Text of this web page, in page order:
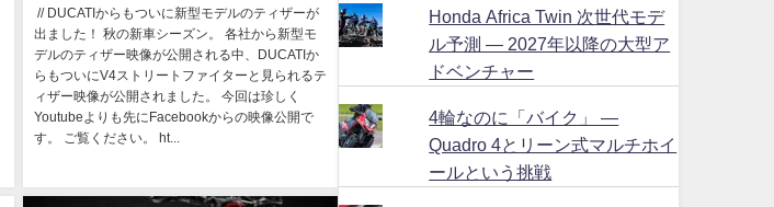
// DUCATIからもついに新型モデルのティザーが
出ました！ 秋の新車シーズン。 各社から新型モ
デルのティザー映像が公開される中、DUCATIか
らもついにV4ストリートファイターと見られるテ
ィザー映像が公開されました。 今回は珍しく
Youtubeよりも先にFacebookからの映像公開で
す。 ご覧ください。 ht...
Honda Africa Twin 次世代モデ
ル予測 ― 2027年以降の大型ア
ドベンチャー
4輪なのに「バイク」 ―
Quadro 4とリーン式マルチホイ
ールという挑戦